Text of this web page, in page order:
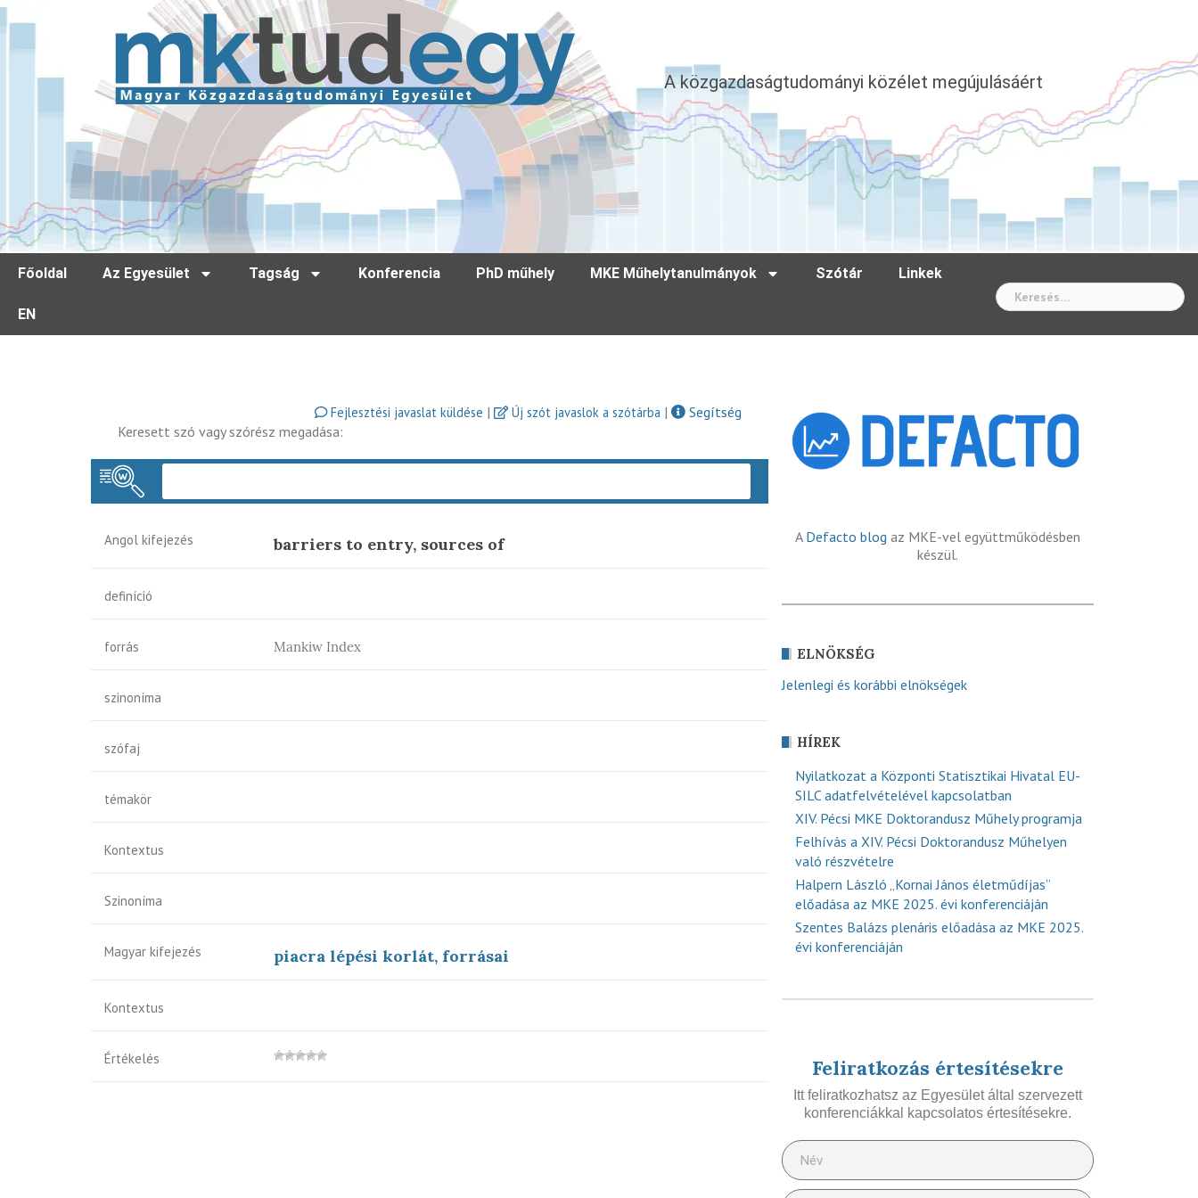
A közgazdaságtudományi közélet megújulásáért
Főoldal Az Egyesület Tagság Konferencia PhD műhely MKE Műhelytanulmányok Szótár Linkek
EN
Fejlesztési javaslat küldése | Új szót javaslok a szótárba |
Segítség
Keresett szó vagy szórész megadása:
Angol kifejezés barriers to entry, sources of
definíció
forrás Mankiw Index
szinoníma
szófaj
témakör
Kontextus
Szinoníma
Magyar kifejezés piacra lépési korlát, forrásai
Kontextus
Értékelés
A Defacto blog az MKE-vel együttműködésben
készül.
ELNÖKSÉG
Jelenlegi és korábbi elnökségek
HÍREK
Nyilatkozat a Központi Statisztikai Hivatal EU-
SILC adatfelvételével kapcsolatban
XIV. Pécsi MKE Doktorandusz Műhely programja
Felhívás a XIV. Pécsi Doktorandusz Műhelyen
való részvételre
Halpern László „Kornai János életműdíjas”
előadása az MKE 2025. évi konferenciáján
Szentes Balázs plenáris előadása az MKE 2025.
évi konferenciáján
Feliratkozás értesítésekre
Itt feliratkozhatsz az Egyesület által szervezett
konferenciákkal kapcsolatos értesítésekre.